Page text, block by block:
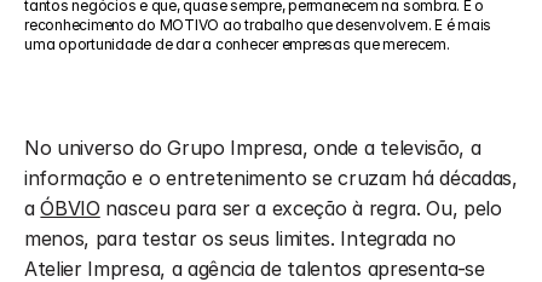
tantos negócios e que, quase sempre, permanecem na sombra. É o
reconhecimento do MOTIVO ao trabalho que desenvolvem. E é mais
uma oportunidade de dar a conhecer empresas que merecem.
No universo do Grupo Impresa, onde a televisão, a
informação e o entretenimento se cruzam há décadas,
a ÓBVIO nasceu para ser a exceção à regra. Ou, pelo
menos, para testar os seus limites. Integrada no
Atelier Impresa, a agência de talentos apresenta-se